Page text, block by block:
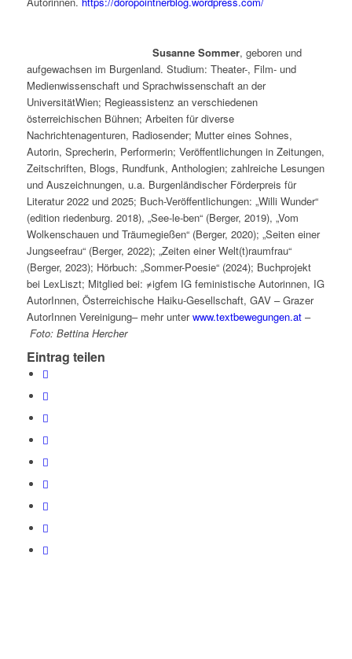
Susanne Sommer, geboren und
aufgewachsen im Burgenland. Studium: Theater-, Film- und
Medienwissenschaft und Sprachwissenschaft an der
UniversitätWien; Regieassistenz an verschiedenen
österreichischen Bühnen; Arbeiten für diverse
Nachrichtenagenturen, Radiosender; Mutter eines Sohnes,
Autorin, Sprecherin, Performerin; Veröffentlichungen in Zeitungen,
Zeitschriften, Blogs, Rundfunk, Anthologien; zahlreiche Lesungen
und Auszeichnungen, u.a. Burgenländischer Förderpreis für
Literatur 2022 und 2025; Buch-Veröffentlichungen: „Willi Wunder“
(edition riedenburg. 2018), „See-le-ben“ (Berger, 2019), „Vom
Wolkenschauen und Träumegießen“ (Berger, 2020); „Seiten einer
Jungseefrau“ (Berger, 2022); „Zeiten einer Welt(t)raumfrau“
(Berger, 2023); Hörbuch: „Sommer-Poesie“ (2024); Buchprojekt
bei LexLiszt; Mitglied bei: ≠igfem IG feministische Autorinnen, IG
AutorInnen, Österreichische Haiku-Gesellschaft, GAV – Grazer
AutorInnen Vereinigung– mehr unterwww.textbewegungen.at–
Foto: Bettina Hercher
Eintrag teilen